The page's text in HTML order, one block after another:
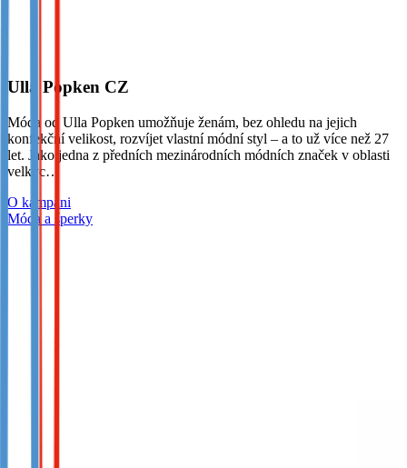
Ulla Popken CZ
Móda od Ulla Popken umožňuje ženám, bez ohledu na jejich
konfekční velikost, rozvíjet vlastní módní styl – a to už více než 27
let. Jako jedna z předních mezinárodních módních značek v oblasti
velkýc…
O kampani
Móda a šperky